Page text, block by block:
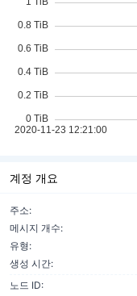
계정 개요
주소:
메시지 개수:
유형:
생성 시간:
노드 ID: